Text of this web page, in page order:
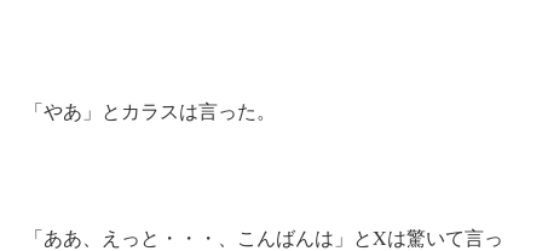
「やあ」とカラスは言った。
「ああ、えっと・・・、こんばんは」とXは驚いて言っ